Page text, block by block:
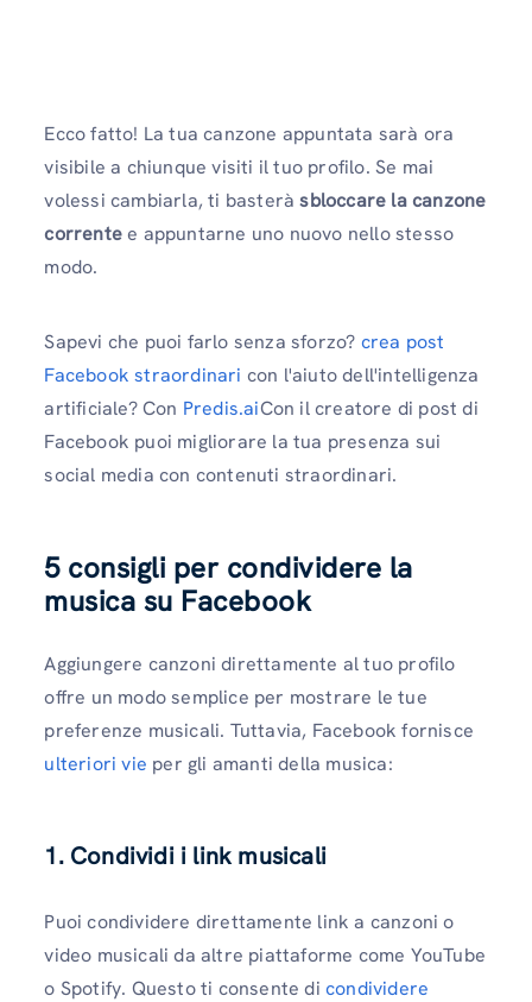
Ecco fatto! La tua canzone appuntata sarà ora
visibile a chiunque visiti il ​​tuo profilo. Se mai
volessi cambiarla, ti basteràsbloccare la canzone
correntee appuntarne uno nuovo nello stesso
modo.
Sapevi che puoi farlo senza sforzo? crea post
Facebook straordinari con l'aiuto dell'intelligenza
artificiale? Con Predis.aiCon il creatore di post di
Facebook puoi migliorare la tua presenza sui
social media con contenuti straordinari.
5 consigli per condividere la
musica su Facebook
Aggiungere canzoni direttamente al tuo profilo
offre un modo semplice per mostrare le tue
preferenze musicali. Tuttavia, Facebook fornisce
ulteriori vie per gli amanti della musica:
1. Condividi i link musicali
Puoi condividere direttamente link a canzoni o
video musicali da altre piattaforme come YouTube
o Spotify. Questo ti consente di condividere